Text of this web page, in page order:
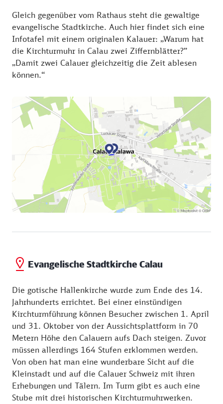
Gleich gegenüber vom Rathaus steht die gewaltige
evangelische Stadtkirche. Auch hier findet sich eine
Infotafel mit einem originalen Kalauer: „Warum hat
die Kirchturmuhr in Calau zwei Ziffernblätter?”
„Damit zwei Calauer gleichzeitig die Zeit ablesen
können.“
Evangelische Stadtkirche Calau
Die gotische Hallenkirche wurde zum Ende des 14.
Jahrhunderts errichtet. Bei einer einstündigen
Kirchturmführung können Besucher zwischen 1. April
und 31. Oktober von der Aussichtsplattform in 70
Metern Höhe den Calauern aufs Dach steigen. Zuvor
müssen allerdings 164 Stufen erklommen werden.
Von oben hat man eine wunderbare Sicht auf die
Kleinstadt und auf die Calauer Schweiz mit ihren
Erhebungen und Tälern. Im Turm gibt es auch eine
Stube mit drei historischen Kirchturmuhrwerken.